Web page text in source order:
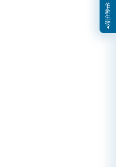
伯
豪
生
物